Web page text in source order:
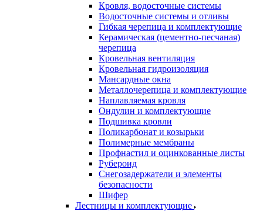
Кровля, водосточные системы
Водосточные системы и отливы
Гибкая черепица и комплектующие
Керамическая (цементно-песчаная)
черепица
Кровельная вентиляция
Кровельная гидроизоляция
Мансардные окна
Металлочерепица и комплектующие
Наплавляемая кровля
Ондулин и комплектующие
Подшивка кровли
Поликарбонат и козырьки
Полимерные мембраны
Профнастил и оцинкованные листы
Рубероид
Снегозадержатели и элементы
безопасности
Шифер
Лестницы и комплектующие